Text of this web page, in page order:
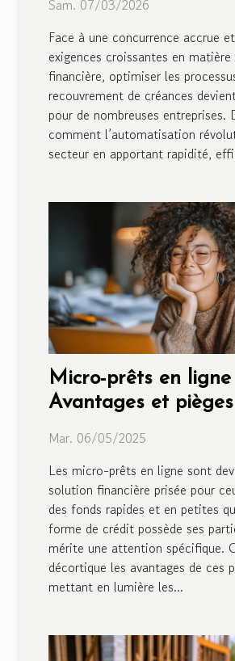
Sam. 07/03/2026
Face à une concurrence accrue
exigences croissantes en
financière, optimiser les
recouvrement de créances
pour de nombreuses entreprises.
comment l’automatisation
secteur en apportant rapidité,
Micro-prêts en ligne
Avantages et
Mar. 06/05/2025
Les micro-prêts en ligne sont
solution financière prisée pour
des fonds rapides et en petites
forme de crédit possède ses
mérite une attention spécifique.
décortique les avantages de ces
mettant en lumière les...